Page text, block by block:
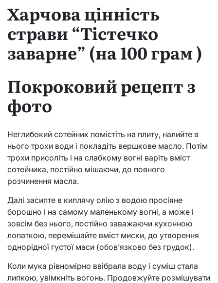
Харчова цінність
страви “Тістечко
заварне” (на 100 грам )
Покроковий рецепт з
фото
Неглибокий сотейник помістіть на плиту, налийте в
нього трохи води і покладіть вершкове масло. Потім
трохи присоліть і на слабкому вогні варіть вміст
сотейника, постійно мішаючи, до повного
розчинення масла.
Далі засипте в киплячу олію з водою просіяне
борошно і на самому маленькому вогні, а може і
зовсім без нього, постійно заважаючи кухонною
лопаткою, перемішайте вміст миски, до утворення
однорідної густої маси (обов’язково без грудок).
Коли мука рівномірно ввібрала воду і суміш стала
липкою, увімкніть вогонь. Продовжуйте розмішувати